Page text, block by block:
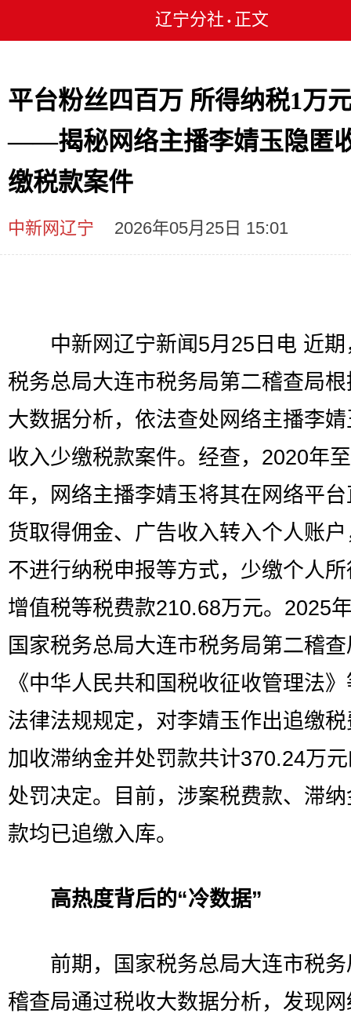
辽宁分社 • 正文
平台粉丝四百万 所得纳税1万
——揭秘网络主播李婧玉隐匿
缴税款案件
中新网辽宁 2026年05月25日 15:01
中新网辽宁新闻5月25日电 近期
税务总局大连市税务局第二稽查局
大数据分析，依法查处网络主播李
收入少缴税款案件。经查，2020年
年，网络主播李婧玉将其在网络平
货取得佣金、广告收入转入个人账
不进行纳税申报等方式，少缴个人
增值税等税费款210.68万元。2025
国家税务总局大连市税务局第二稽
《中华人民共和国税收征收管理法
法律法规规定，对李婧玉作出追缴
加收滞纳金并处罚款共计370.24万
处罚决定。目前，涉案税费款、滞
款均已追缴入库。
高热度背后的“冷数据”
前期，国家税务总局大连市税务
稽查局通过税收大数据分析，发现